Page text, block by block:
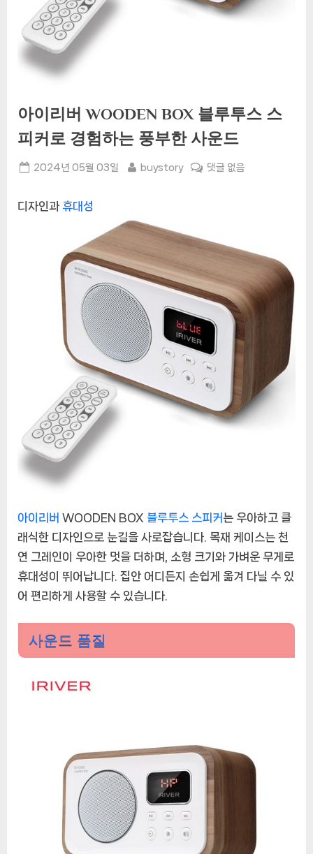
아이리버 WOODEN BOX 블루투스 스
피커로 경험하는 풍부한 사운드
Posted
2024년 05월 03일 By
buystory
아
BOX
루
투
스
피
커
로
경
험
하
운
드
에
댓글 없음
디자인과 휴대성
아이리버 WOODEN BOX 블루투스 스피커 는 우아하고 클
래식한 디자인으로 눈길을 사로잡습니다. 목재 케이스는 천
연 그레인이 우아한 멋을 더하며, 소형 크기와 가벼운 무게로
휴대성이 뛰어납니다. 집안 어디든지 손쉽게 옮겨 다닐 수 있
어 편리하게 사용할 수 있습니다.
사운드 품질